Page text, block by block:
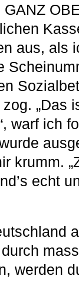
aus, als
„Das
warf ich
krumm.
echt
werden